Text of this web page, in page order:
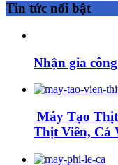
Tin tức nổi bật
Nhận gia
Máy Tạo
Thịt Viên, Cá